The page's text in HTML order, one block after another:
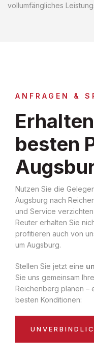
vollumfängliches
ANFRAGEN &
besten
Nutzen Sie die
Augsburg nach
und Service
Reuter erhalten Sie
profitieren auch von
um Augsburg.
Stellen Sie jetzt eine
Sie uns gemeinsam
Reichenberg planen –
besten Konditionen: